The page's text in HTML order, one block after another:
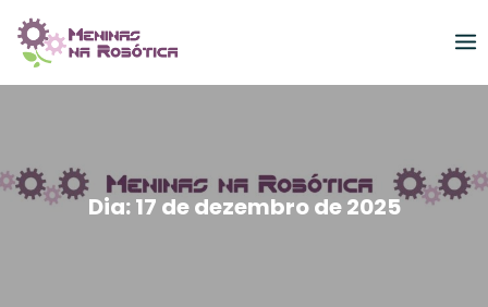
content
Dia:17 de dezembro de 2025